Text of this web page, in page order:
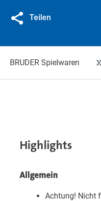
Teilen
BRUDER Spielwaren
Highlights
Allgemein
Achtung! Nicht